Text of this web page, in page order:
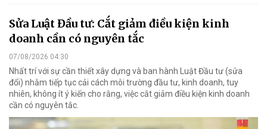
Sửa Luật Đầu tư: Cắt giảm điều kiện kinh
doanh cần có nguyên tắc
07/08/2026 04:30
Nhất trí với sự cần thiết xây dựng và ban hành Luật Đầu tư (sửa
đổi) nhằm tiếp tục cải cách môi trường đầu tư, kinh doanh, tuy
nhiên, không ít ý kiến cho rằng, việc cắt giảm điều kiện kinh doanh
cần có nguyên tắc.